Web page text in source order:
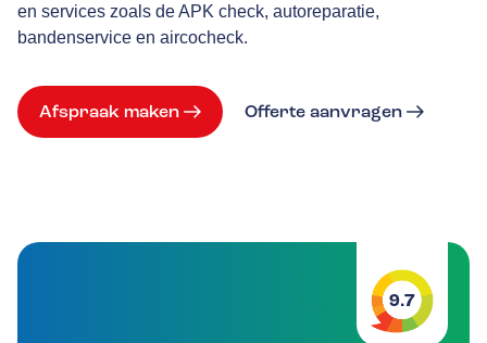
en services zoals de APK check, autoreparatie,
bandenservice en aircocheck.
Afspraak maken Offerte aanvragen
9.7